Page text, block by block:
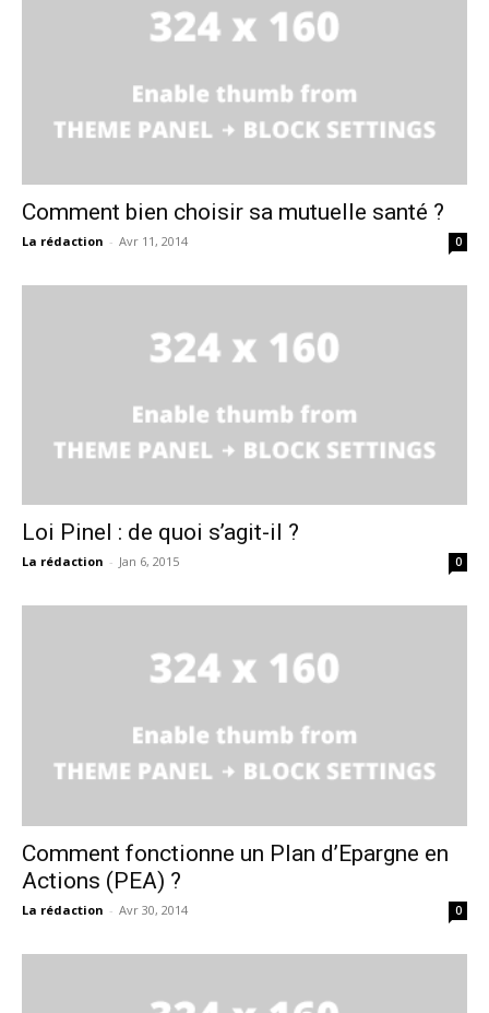
Comment bien choisir sa mutuelle santé ?
La rédaction - Avr 11, 2014 0
Loi Pinel : de quoi s’agit-il ?
La rédaction - Jan 6, 2015 0
Comment fonctionne un Plan d’Epargne en
Actions (PEA) ?
La rédaction - Avr 30, 2014 0